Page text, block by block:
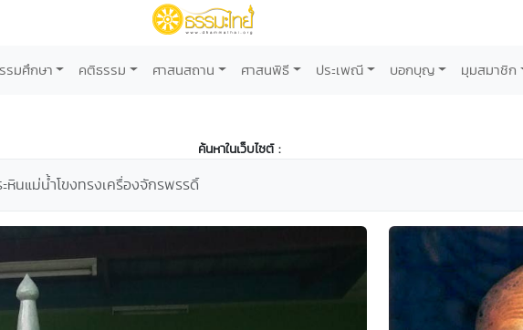
รมศึกษา คติธรรม ศาสนสถาน ศาสนพิธี ประเพณี บอกบุญ มุมสมาชิก
ค้นหาในเว็บไซต์ :
หินแม่น้ำโขงทรงเครื่องจักรพรรดิ์